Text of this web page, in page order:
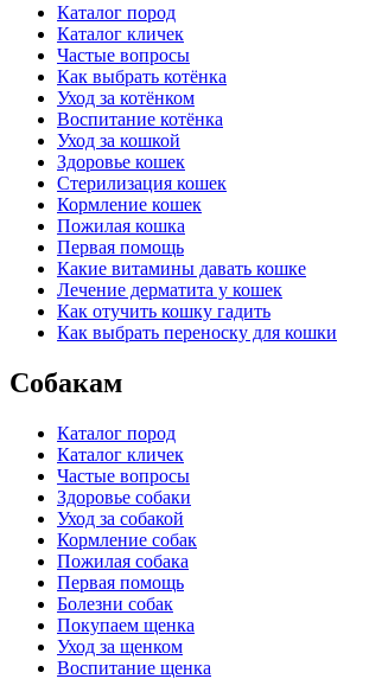
Каталог пород
Каталог кличек
Частые вопросы
Как выбрать котёнка
Уход за котёнком
Воспитание котёнка
Уход за кошкой
Здоровье кошек
Стерилизация кошек
Кормление кошек
Пожилая кошка
Первая помощь
Какие витамины давать кошке
Лечение дерматита у кошек
Как отучить кошку гадить
Как выбрать переноску для кошки
Собакам
Каталог пород
Каталог кличек
Частые вопросы
Здоровье собаки
Уход за собакой
Кормление собак
Пожилая собака
Первая помощь
Болезни собак
Покупаем щенка
Уход за щенком
Воспитание щенка